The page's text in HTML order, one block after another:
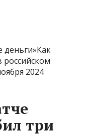
деньги»Как
российском
2024
три